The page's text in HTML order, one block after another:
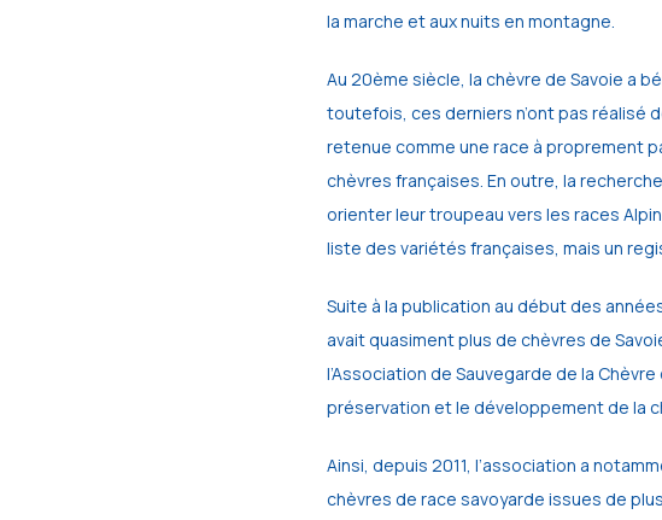
la marche et aux nuits en montagne.
Au 20ème siècle, la chèvre de Savoie a
toutefois, ces derniers n’ont pas réalisé
retenue comme une race à proprement
chèvres françaises. En outre, la
orienter leur troupeau vers les races
liste des variétés françaises, mais un
Suite à la publication au début des
avait quasiment plus de chèvres de
l’Association de Sauvegarde de la
préservation et le développement de la
Ainsi, depuis 2011, l’association a
chèvres de race savoyarde issues de